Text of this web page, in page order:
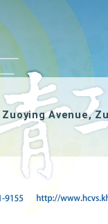
Zuoying Avenue,